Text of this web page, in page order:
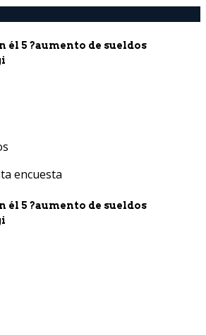
él 5 ?aumento de sueldos
encuesta
él 5 ?aumento de sueldos